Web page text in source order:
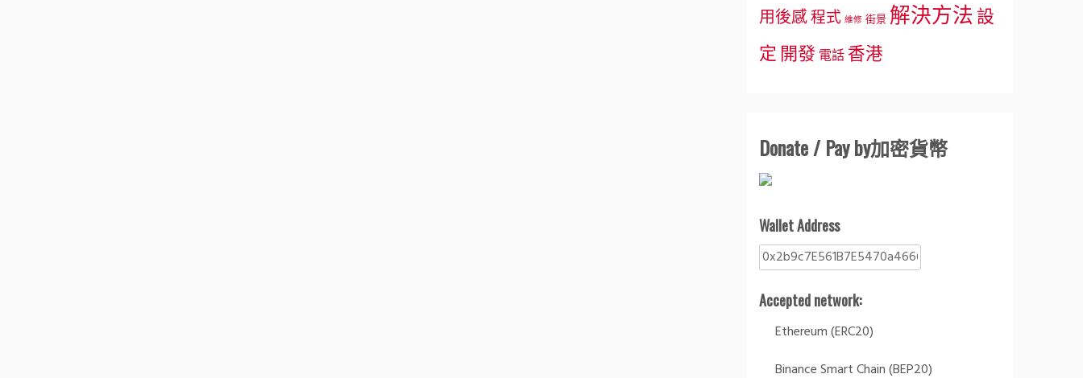
用後感程式 維修 街景 解決方法 設
定 開發電話香港
Donate / Pay by加密貨幣
Wallet Address
Accepted network:
Ethereum (ERC20)
Binance Smart Chain (BEP20)